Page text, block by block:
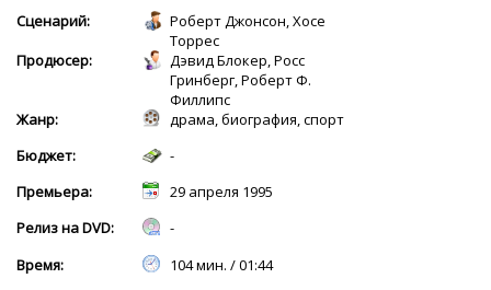
Сценарий:
Роберт Джонсон, Хосе
Торрес
Продюсер:
Дэвид Блокер, Росс
Гринберг, Роберт Ф.
Филлипс
Жанр:
драма, биография, спорт
Бюджет:
-
Премьера:
29 апреля 1995
Релиз на DVD:
-
Время:
104 мин. / 01:44